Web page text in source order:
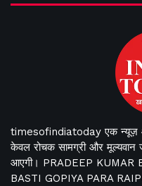
timesofindiatoday एक न्यूज़
केवल रोचक सामग्री और मूल्यवान
आएगी। PRADEEP KUMAR
BASTI GOPIYA PARA